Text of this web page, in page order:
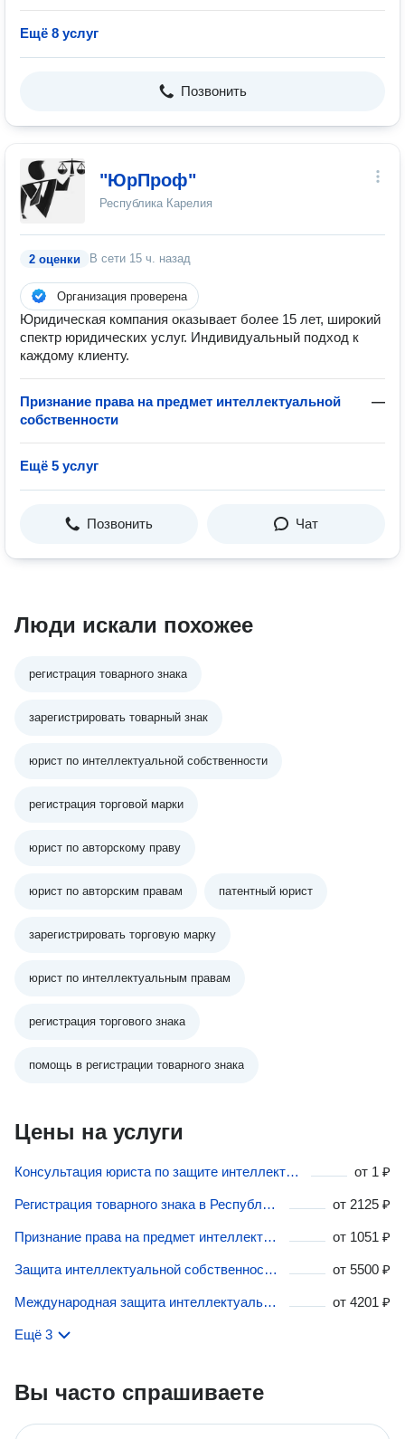
Ещё 8 услуг
Позвонить
"ЮрПроф"
Республика Карелия
2 оценки В сети 15 ч. назад
Организация проверена
Юридическая компания оказывает более 15 лет, широкий
спектр юридических услуг. Индивидуальный подход к
каждому клиенту.
Признание права на предмет интеллектуальной
собственности
—
Ещё 5 услуг
Позвонить Чат
Люди искали похожее
регистрация товарного знака
зарегистрировать товарный знак
юрист по интеллектуальной собственности
регистрация торговой марки
юрист по авторскому праву
юрист по авторским правам патентный юрист
зарегистрировать торговую марку
юрист по интеллектуальным правам
регистрация торгового знака
помощь в регистрации товарного знака
Цены на услуги
Консультация юриста по защите интеллектуальных прав в Республике Карелия от 1 ₽
Регистрация товарного знака в Республике Карелия от 2125 ₽
Признание права на предмет интеллектуальной собственности в Республике Карелия от 1051 ₽
Защита интеллектуальной собственности за рубежом в Республике Карелия от 5500 ₽
Международная защита интеллектуальной собственности в Республике Карелия от 4201 ₽
Ещё 3
Вы часто спрашиваете